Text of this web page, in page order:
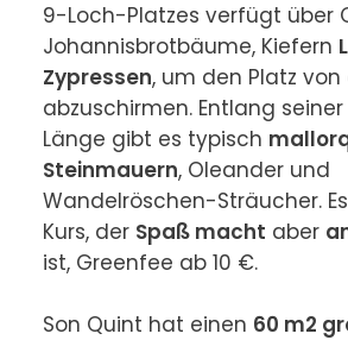
9-Loch-Platzes verfügt über
Johannisbrotbäume, Kiefern
Zypressen, um den Platz von
abzuschirmen. Entlang
Länge gibt es typisch
Steinmauern, Oleander und
Wandelröschen-Sträucher.
Kurs, der Spaß macht aber
ist, Greenfee ab 10 €.
Son Quint hat einen 60 m2